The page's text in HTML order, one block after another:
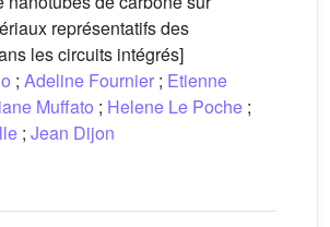
représentatifs des
les circuits intégrés]
; Adeline Fournier ; Etienne
Muffato ; Helene Le Poche ;
; Jean Dijon